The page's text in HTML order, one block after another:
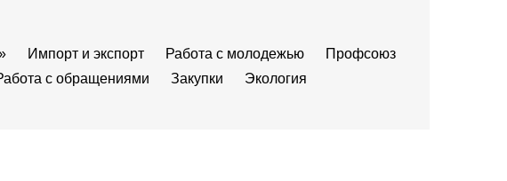
Импорт и экспорт Работа с молодежью
Профсоюз
с обращениями Закупки
Экология